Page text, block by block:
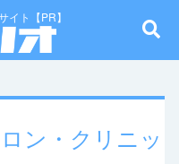
イト【PR】
ン・クリニッ